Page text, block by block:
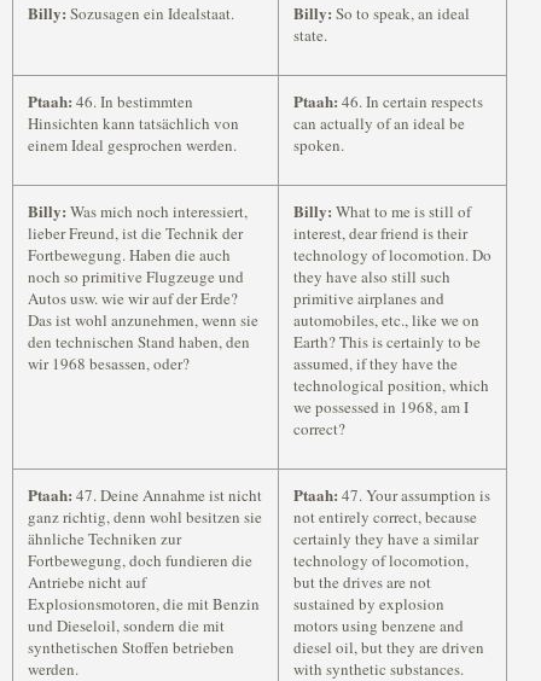
Billy: Sozusagen ein Idealstaat. Billy: So to speak, an ideal
state.
Ptaah: 46. In bestimmten
Hinsichten kann tatsächlich von
einem Ideal gesprochen werden.
Ptaah: 46. In certain respects
can actually of an ideal be
spoken.
Billy: Was mich noch interessiert,
lieber Freund, ist die Technik der
Fortbewegung. Haben die auch
noch so primitive Flugzeuge und
Autos usw. wie wir auf der Erde?
Das ist wohl anzunehmen, wenn sie
den technischen Stand haben, den
wir 1968 besassen, oder?
Billy: What to me is still of
interest, dear friend is their
technology of locomotion. Do
they have also still such
primitive airplanes and
automobiles, etc., like we on
Earth? This is certainly to be
assumed, if they have the
technological position, which
we possessed in 1968, am I
correct?
Ptaah: 47. Deine Annahme ist nicht
ganz richtig, denn wohl besitzen sie
ähnliche Techniken zur
Fortbewegung, doch fundieren die
Antriebe nicht auf
Explosionsmotoren, die mit Benzin
und Dieseloil, sondern die mit
synthetischen Stoffen betrieben
werden.
Ptaah: 47. Your assumption is
not entirely correct, because
certainly they have a similar
technology of locomotion,
but the drives are not
sustained by explosion
motors using benzene and
diesel oil, but they are driven
with synthetic substances.